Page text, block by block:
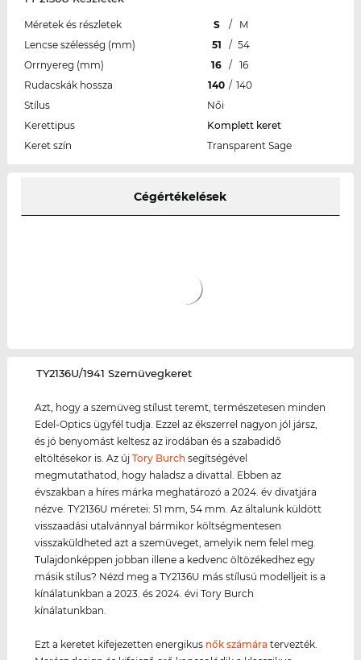
Méretek és részletek S /
M
Lencse szélesség (mm)
51 / 54
Orrnyereg (mm)
16 /
16
Rudacskák hossza
140 / 140
Stílus
Női
Kerettipus
Komplett keret
Keret szín
Transparent Sage
Cégértékelések
‌TY2136U/1941 Szemüvegkeret
Azt, hogy a szemüveg stílust teremt, természetesen minden
Edel-Optics ügyfél tudja. Ezzel az ékszerrel nagyon jól jársz,
és jó benyomást keltesz az irodában és a szabadidő
eltöltésekor is. Az újTory Burch segítségével
megmutathatod, hogy haladsz a divattal. Ebben az
évszakban a híres márka meghatározó a 2024. év divatjára
nézve. TY2136U méretei: 51 mm, 54 mm. Az általunk küldött
visszaadási utalvánnyal bármikor költségmentesen
visszaküldheted azt a szemüveget, amelyik nem felel meg.
Tulajdonképpen jobban illene a kedvenc öltözékedhez egy
másik stílus? Nézd meg a TY2136U más stílusú modelljeit is a
kínálatunkban a 2023. és 2024. évi Tory Burch
kínálatunkban.
Ezt a keretet kifejezetten energikus nők számára tervezték.